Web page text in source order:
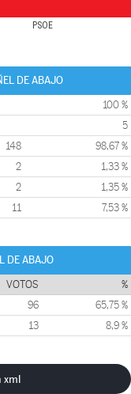
PSOE
DE ABAJO
100 %
5
148 98,67 %
2 1,33 %
2 1,35 %
11 7,53 %
DE ABAJO
VOTOS %
96 65,75 %
13 8,9 %
xml